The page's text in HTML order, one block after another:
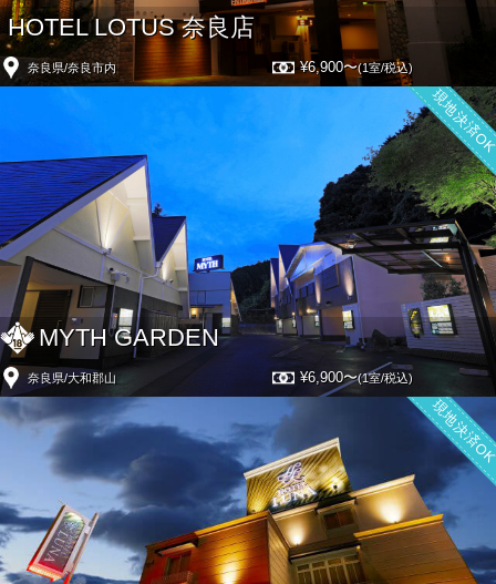
HOTEL LOTUS 奈良店
奈良県/奈良市内 ¥6,900〜(1室/税込)
MYTH GARDEN
奈良県/大和郡山 ¥6,900〜(1室/税込)
現地決済
現地決済